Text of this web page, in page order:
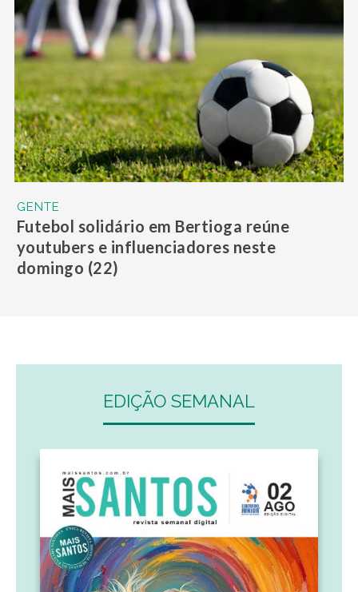
GENTE
Futebol solidário em Bertioga reúne
youtubers e influenciadores neste
domingo (22)
EDIÇÃO SEMANAL